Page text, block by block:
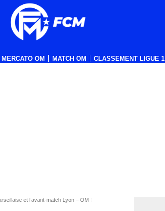
MERCATO OM MATCH OM CLASSEMENT LIGUE 1
et l’avant-match Lyon – OM !